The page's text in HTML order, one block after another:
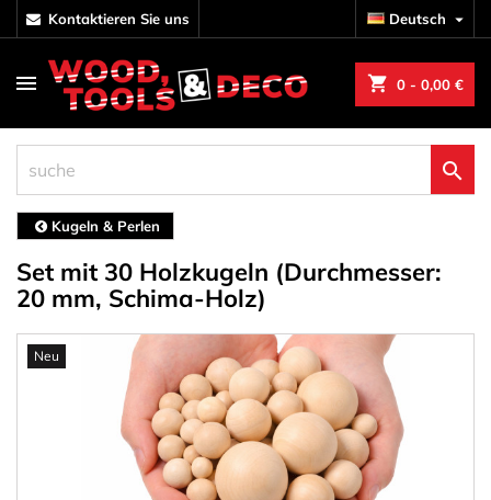
kontaktieren Sie uns Deutsch 
shopping_cart 0 - 0,00 €

Kugeln & Perlen
Set mit 30 Holzkugeln (Durchmesser:
20 mm, Schima-Holz)
Neu